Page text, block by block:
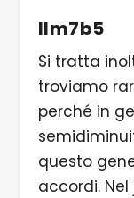
IIm7b5
Si tratta
troviamo
perché in
questo
accordi. Nel